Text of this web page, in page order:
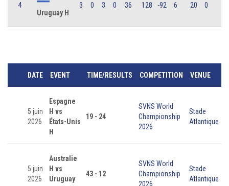
4
Uruguay H
3 0 3 0 36 128 -92 6 20 0
DATE EVENT TIME/RESULTS COMPETITION VENUE
5 juin
2026
Espagne
H vs
États-Unis
H
19 - 24
SVNS World
Championship
2026
Stade
Atlantique
5 juin
2026
Australie
H vs
Uruguay
43 - 12
SVNS World
Championship
2026
Stade
Atlantique